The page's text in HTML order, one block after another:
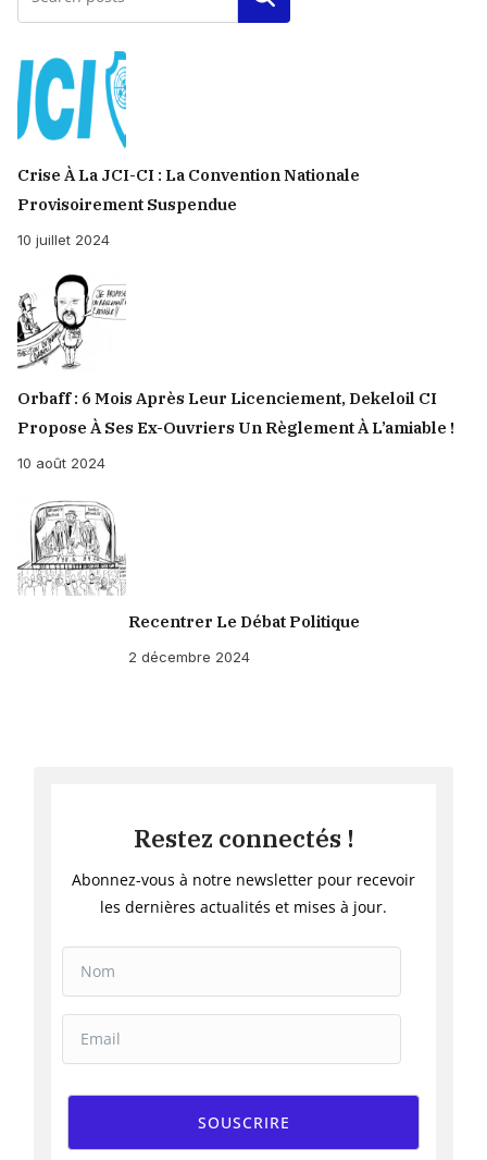
Crise À La JCI-CI : La Convention Nationale
Provisoirement Suspendue
10 juillet 2024
Orbaff : 6 Mois Après Leur Licenciement, Dekeloil CI
Propose À Ses Ex-Ouvriers Un Règlement À L’amiable !
10 août 2024
Recentrer Le Débat Politique
2 décembre 2024
Restez connectés !
Abonnez-vous à notre newsletter pour recevoir
les dernières actualités et mises à jour.
SOUSCRIRE